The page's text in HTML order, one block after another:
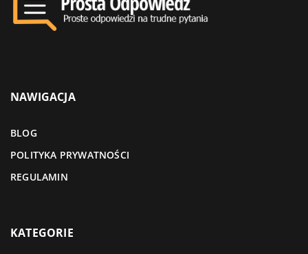
NAWIGACJA
BLOG
POLITYKA PRYWATNOŚCI
REGULAMIN
KATEGORIE